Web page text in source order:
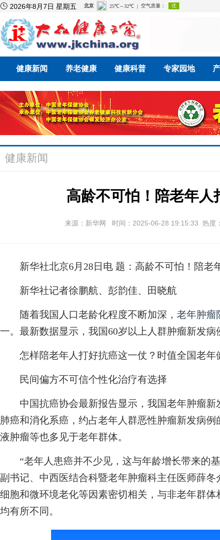
 2026年8月7日 星期五
健康新闻 养老健康 健康科普 专家园地
健康新闻
高龄不可怕！陪老年人
来源：新华网 时间：2025-06-28 19:15:33 热度
新华社北京6月28日电 题：高龄不可怕！陪老
新华社记者徐鹏航、彭韵佳、田晓航
随着我国人口老龄化程度不断加深， 老年肿瘤
一。最新数据显示，我国60岁以上人群肿瘤新发病
怎样陪老年人打好抗癌这一仗？时值全国老年
民间偏方不可信个性化治疗有选择
中国抗癌协会最新报告显示，我国老年肿瘤新
肺癌和消化系癌，约占老年人群恶性肿瘤新发病
液肿瘤等也多见于老年群体。
“老年人患癌并不少见，这与年龄增长带来的基
副书记、中西医结合科暨老年肿瘤科主任医师薛
细胞和微环境老化等因素密切相关，与非老年群
均有所不同。